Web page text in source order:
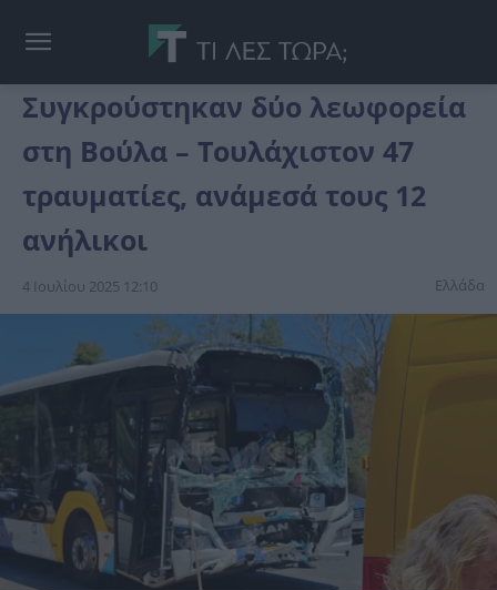
Συγκρούστηκαν δύο λεωφορεία
στη Βούλα – Τουλάχιστον 47
τραυματίες, ανάμεσά τους 12
ανήλικοι
4 Ιουλίου 2025 12:10 Ελλάδα